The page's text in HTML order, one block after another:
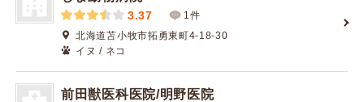
3.37
1件
北海道苫小牧市拓勇東町4-18-30
イヌ / ネコ
前田獣医科医院/明野医院